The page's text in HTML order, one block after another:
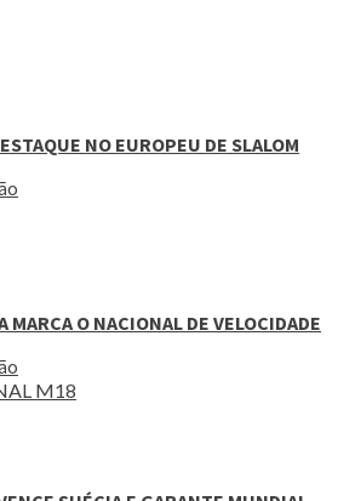
NO EUROPEU DE SLALOM
O NACIONAL DE VELOCIDADE